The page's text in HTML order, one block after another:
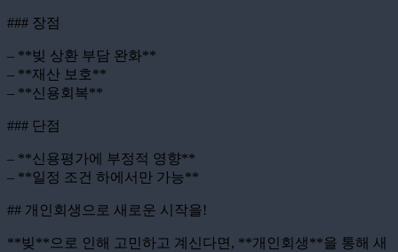
### 장점
– **빚 상환 부담 완화**
– **재산 보호**
– **신용회복**
### 단점
– **신용평가에 부정적 영향**
– **일정 조건 하에서만 가능**
## 개인회생으로 새로운 시작을!
**빚**으로 인해 고민하고 계신다면, **개인회생**을 통해 새